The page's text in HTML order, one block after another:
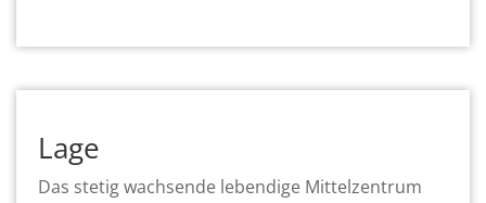
Lage
Das stetig wachsende lebendige Mittelzentrum